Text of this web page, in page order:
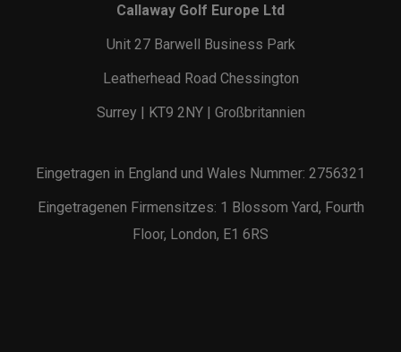
Callaway Golf Europe Ltd
Unit 27 Barwell Business Park
Leatherhead Road Chessington
Surrey | KT9 2NY | Großbritannien
Eingetragen in England und Wales Nummer: 2756321
Eingetragenen Firmensitzes: 1 Blossom Yard, Fourth
Floor, London, E1 6RS